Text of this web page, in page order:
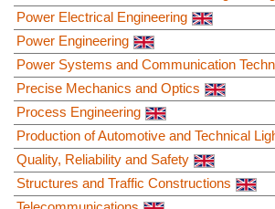
Power Electrical Engineering
Power Engineering
Power Systems and Communication
Precise Mechanics and Optics
Process Engineering
Production of Automotive and Technical
Quality, Reliability and Safety
Structures and Traffic Constructions